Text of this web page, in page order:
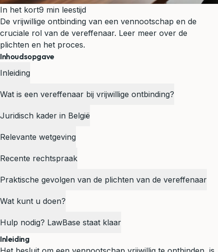
In het kort9 min leestijd
De vrijwillige ontbinding van een vennootschap en de
cruciale rol van de vereffenaar. Leer meer over de
plichten en het proces.
Inhoudsopgave
Inleiding
Wat is een vereffenaar bij vrijwillige ontbinding?
Juridisch kader in België
Relevante wetgeving
Recente rechtspraak
Praktische gevolgen van de plichten van de vereffenaar
Wat kunt u doen?
Hulp nodig? LawBase staat klaar
Inleiding